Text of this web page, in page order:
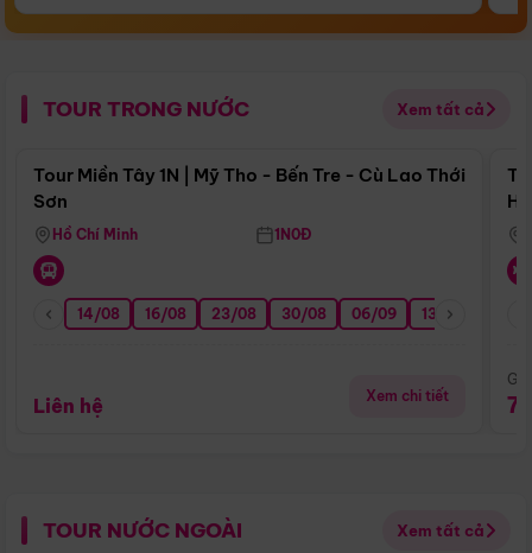
TOUR TRONG NƯỚC Xem tất cả
Điểm nổi bật
Tour Miền Tây 1N | Mỹ Tho - Bến Tre - Cù Lao Thới
Sơn
Hồ Chí Minh 1N0Đ
14/08 16/08 23/08 30/08 06/09 13/09
Liên hệ Xem chi tiết
TOUR NƯỚC NGOÀI Xem tất cả
Điểm nổi bật